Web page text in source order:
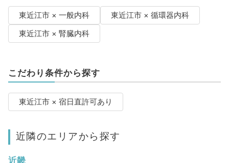
東近江市 × 一般内科
東近江市 × 循環器内科
東近江市 × 腎臓内科
こだわり条件から探す
東近江市 × 宿日直許可あり
近隣のエリアから探す
近畿